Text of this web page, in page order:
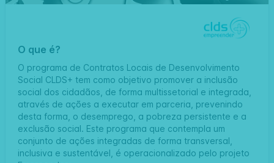
O que é?
O programa de Contratos Locais de Desenvolvimento
Social CLDS+ tem como objetivo promover a inclusão
social dos cidadãos, de forma multissetorial e integrada,
através de ações a executar em parceria, prevenindo
desta forma, o desemprego, a pobreza persistente e a
exclusão social. Este programa que contempla um
conjunto de ações integradas de forma transversal,
inclusiva e sustentável, é operacionalizado pelo projeto